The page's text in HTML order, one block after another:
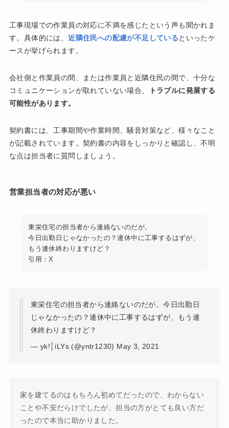
工事現場での作業員の対応に不満を感じたという声も聞かれま
す。具体的には、近隣住民への配慮が不足しているといったケ
ースが挙げられます。
会社側と作業員の間、または作業員と近隣住民の間で、十分な
コミュニケーションが取れていない場合、
トラブルに発展する
可能性があります。
契約書には、工事期間や作業時間、騒音対策など、様々なこと
が記載されています。契約書の内容をしっかりと確認し、不明
な点は担当者に質問しましょう。
営業担当者の対応が悪い
東栄住宅の担当者から連絡ないのだが。
今日出勤日じゃなかったの？連休中に工事するはずが、
もう連休終わりますけど？
引用：X
東栄住宅の担当者から連絡ないのだが。今日出勤日
じゃなかったの？連休中に工事するはずが、もう連
休終わりますけど？
— yk!│iLYs (@yntr1230) May 3, 2021
家を建てるのはもちろん初めてだったので、わからない
ことや不安だらけでしたが、担当の方がとても良い方だ
ったので本当に助かりました。